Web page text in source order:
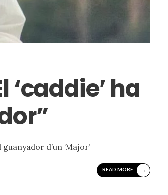
‘caddie’ ha
d’un ‘Major’
READ MORE →